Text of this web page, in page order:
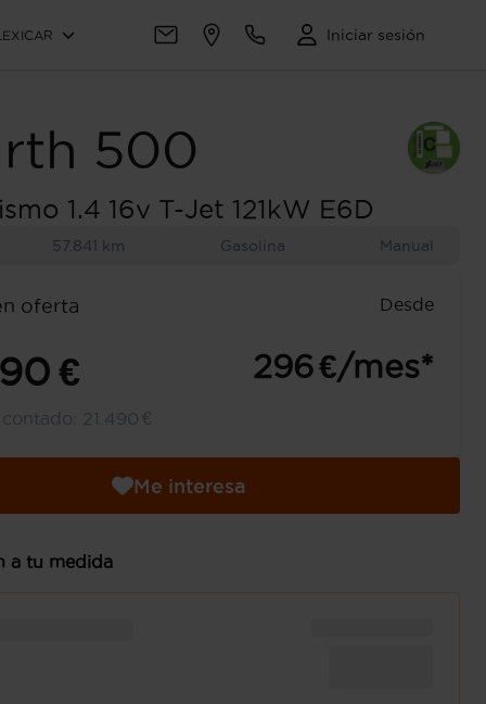
Iniciar sesión
500
1.4 16v T-Jet 121kW E6D
57.841 km Gasolina Manual
oferta
Desde
€ 296 €/mes*
21.490 €
Me interesa
a tu medida